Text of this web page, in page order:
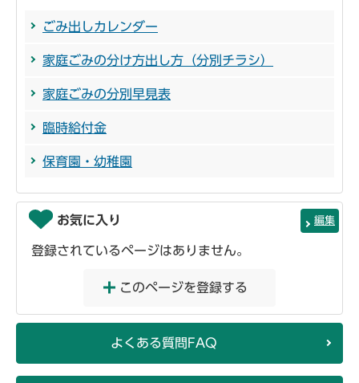
ごみ出しカレンダー
家庭ごみの分け方出し方（分別チラシ）
家庭ごみの分別早見表
臨時給付金
保育園・幼稚園
お気に入り 編集
登録されているページはありません。
このページを登録する
よくある質問FAQ